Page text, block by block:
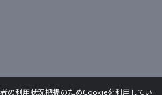
の利用状況把握のためCookieを利用してい